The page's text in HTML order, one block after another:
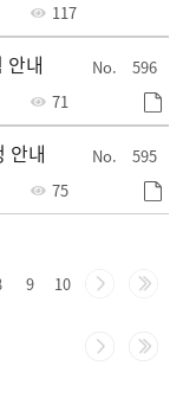
117
596
내
71
595
안내
75
9 10